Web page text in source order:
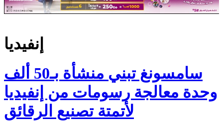
إنفيديا
سامسونغ تبني منشأة بـ50 ألف
وحدة معالجة رسومات من إنفيديا
لأتمتة تصنيع الرقائق